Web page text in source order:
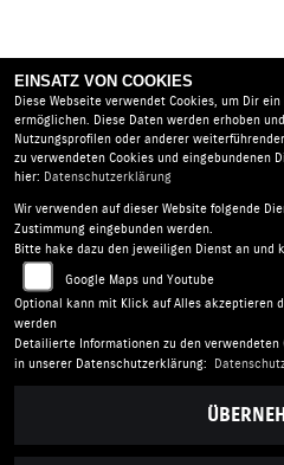
Zweiradhaus Klein |
Hoyerswerda | Deutschland
AGB |Impressum
EINSATZ VON COOKIES
Diese Webseite verwendet Cookies, um Dir
ermöglichen. Diese Daten werden erhoben
Nutzungsprofilen oder anderer
zu verwendeten Cookies und eingebundenen
hier: Datenschutzerklärung
Wir verwenden auf dieser Website folgende
Zustimmung eingebunden werden.
Bitte hake dazu den jeweiligen Dienst an und
Google Maps und Youtube
Optional kann mit Klick auf Alles akzeptieren
werden
Detailierte Informationen zu den verwendeten
in unserer Datenschutzerklärung: